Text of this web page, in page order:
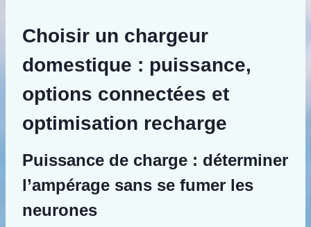
Choisir un chargeur
domestique : puissance,
options connectées et
optimisation recharge
Puissance de charge : déterminer
l’ampérage sans se fumer les
neurones